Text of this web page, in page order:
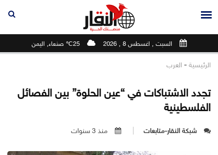
السبت , اغسطس 8 , 2026 25℃ صنعاء, اليمن
الرئيسية - العرب
تجدد الاشتباكات في “عين الحلوة” بين الفصائل
الفلسطينية
شبكة النقار-متابعات منذ 3 سنوات